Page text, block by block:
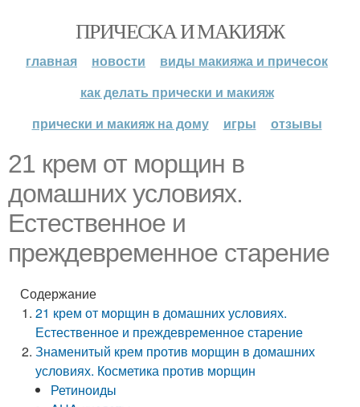
ПРИЧЕСКА И МАКИЯЖ
главная новости
виды макияжа и причесок
как делать прически и макияж
прически и макияж на дому
игры отзывы
21 крем от морщин в
домашних условиях.
Естественное и
преждевременное старение
Содержание
21 крем от морщин в домашних условиях.
Естественное и преждевременное старение
Знаменитый крем против морщин в домашних
условиях. Косметика против морщин
Ретиноиды